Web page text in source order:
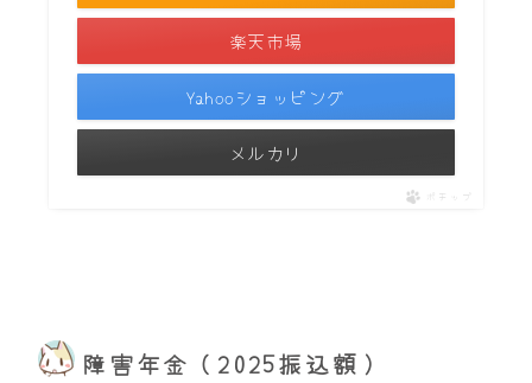
障害年金（2025振込額）
楽天市場
Yahooショッピング
メルカリ
ポチップ